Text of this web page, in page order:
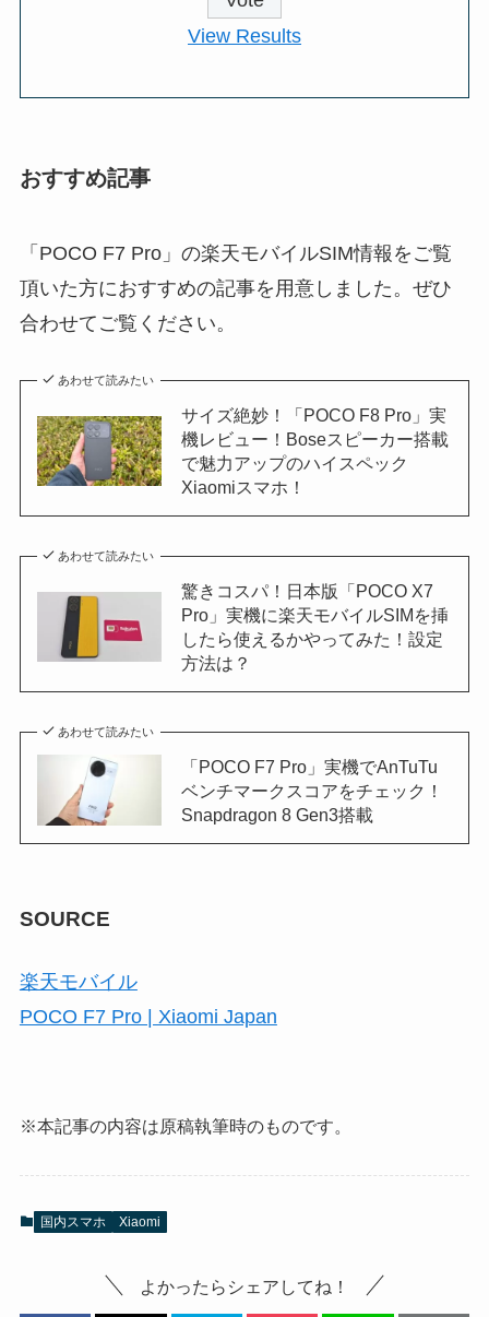
View Results
おすすめ記事
「POCO F7 Pro」の楽天モバイルSIM情報をご覧
頂いた方におすすめの記事を用意しました。ぜひ
合わせてご覧ください。
あわせて読みたい
サイズ絶妙！「POCO F8 Pro」実
機レビュー！Boseスピーカー搭載
で魅力アップのハイスペック
Xiaomiスマホ！
あわせて読みたい
驚きコスパ！日本版「POCO X7
Pro」実機に楽天モバイルSIMを挿
したら使えるかやってみた！設定
方法は？
あわせて読みたい
「POCO F7 Pro」実機でAnTuTu
ベンチマークスコアをチェック！
Snapdragon 8 Gen3搭載
SOURCE
楽天モバイル
POCO F7 Pro | Xiaomi Japan
※本記事の内容は原稿執筆時のものです。
国内スマホ Xiaomi
よかったらシェアしてね！